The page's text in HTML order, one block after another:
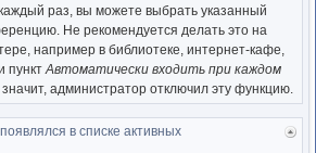
раз, вы можете выбрать указанный
Не рекомендуется делать это на
например в библиотеке, интернет-кафе,
пунктАвтоматически входить при каждом
значит, администратор отключил эту функцию.
в списке активных